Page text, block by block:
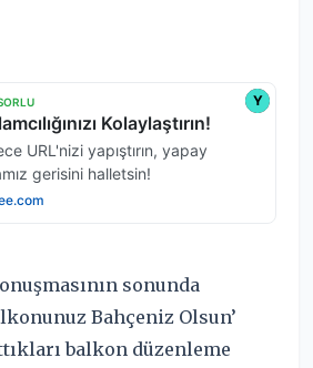
sonunda
Bahçeniz Olsun’
balkon düzenleme